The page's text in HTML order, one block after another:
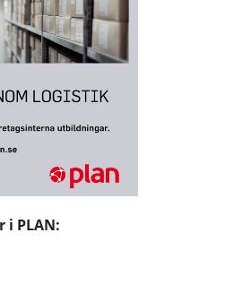
i PLAN: